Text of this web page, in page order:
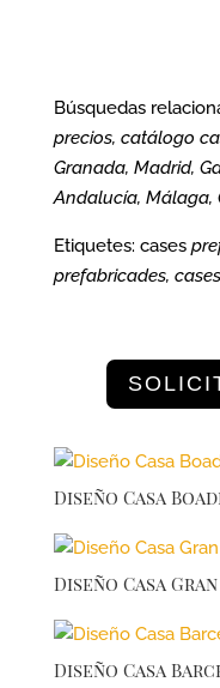
Búsquedas
precios, catálogo
Granada, Madrid,
Andalucía, Málaga,
Etiquetes: cases
prefabricades,
Diseño Casa
Diseño Casa
Diseño Casa